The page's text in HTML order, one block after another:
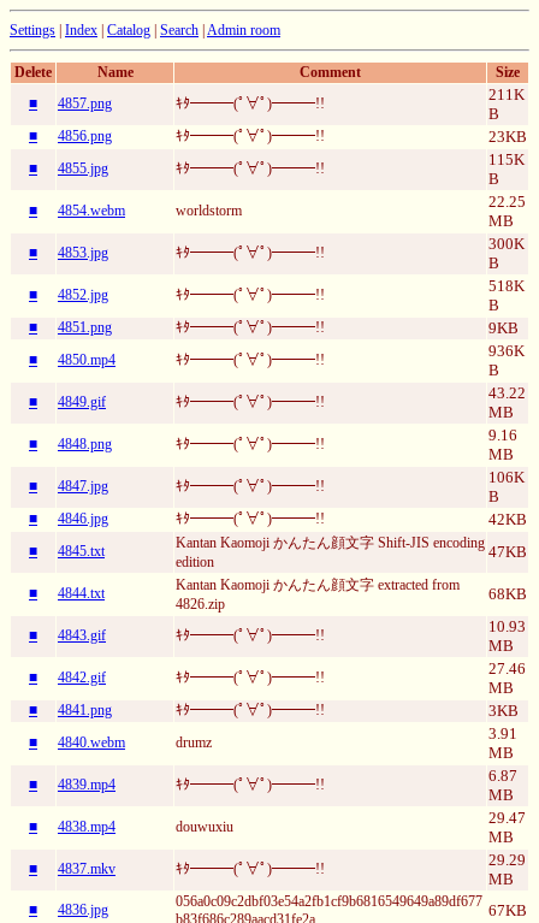
Settings | Index | Catalog | Search | Admin room
Delete Name Comment
Size
■
4857.png ｷﾀ━━━(ﾟ∀ﾟ)━━━!!
211K
B
■ 4856.png ｷﾀ━━━(ﾟ∀ﾟ)━━━!! 23KB
■ 4855.jpg ｷﾀ━━━(ﾟ∀ﾟ)━━━!!
115K
B
■ 4854.webm worldstorm
22.25
MB
■ 4853.jpg ｷﾀ━━━(ﾟ∀ﾟ)━━━!!
300K
B
■ 4852.jpg ｷﾀ━━━(ﾟ∀ﾟ)━━━!!
518K
B
■ 4851.png ｷﾀ━━━(ﾟ∀ﾟ)━━━!! 9KB
■ 4850.mp4 ｷﾀ━━━(ﾟ∀ﾟ)━━━!!
936K
B
■ 4849.gif ｷﾀ━━━(ﾟ∀ﾟ)━━━!!
43.22
MB
■ 4848.png ｷﾀ━━━(ﾟ∀ﾟ)━━━!!
9.16
MB
■ 4847.jpg ｷﾀ━━━(ﾟ∀ﾟ)━━━!!
106K
B
■ 4846.jpg ｷﾀ━━━(ﾟ∀ﾟ)━━━!! 42KB
■ 4845.txt
Kantan Kaomoji かんたん顔文字 Shift-JIS encoding
edition
47KB
■ 4844.txt
Kantan Kaomoji かんたん顔文字 extracted from
4826.zip
68KB
■ 4843.gif ｷﾀ━━━(ﾟ∀ﾟ)━━━!!
10.93
MB
■ 4842.gif ｷﾀ━━━(ﾟ∀ﾟ)━━━!!
27.46
MB
■ 4841.png ｷﾀ━━━(ﾟ∀ﾟ)━━━!! 3KB
■ 4840.webm drumz
3.91
MB
■ 4839.mp4 ｷﾀ━━━(ﾟ∀ﾟ)━━━!!
6.87
MB
■ 4838.mp4 douwuxiu
29.47
MB
■ 4837.mkv ｷﾀ━━━(ﾟ∀ﾟ)━━━!!
29.29
MB
■ 4836.jpg
056a0c09c2dbf03e54a2fb1cf9b6816549649a89df677
b83f686c289aacd31fe2a
67KB